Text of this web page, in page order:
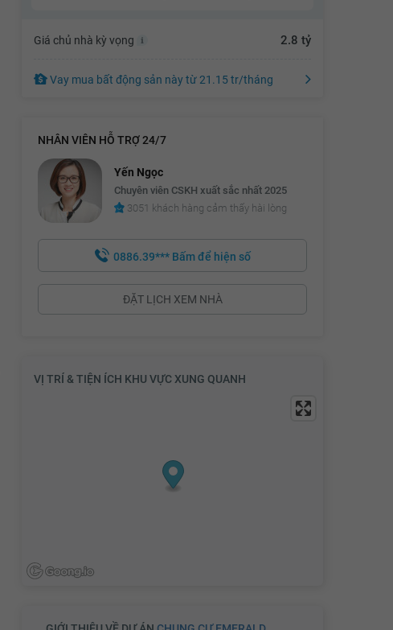
2.56 tỷ
2.58 tỷ
2.62 tỷ
2.66 tỷ
2.68 tỷ
2.7 tỷ
2.72 tỷ
2.74 tỷ
2.8 tỷ
Giá chủ nhà kỳ vọng 2.8 tỷ
Vay mua bất động sản nàytừ21.15 tr/tháng
NHÂN VIÊN HỖ TRỢ 24/7
Yến Ngọc
Chuyên viên CSKH xuất sắc nhất 2025
3051 khách hàng cảm thấy hài lòng
0886.39*** Bấm để hiện số
ĐẶT LỊCH XEM NHÀ
VỊ TRÍ & TIỆN ÍCH KHU VỰC XUNG QUANH